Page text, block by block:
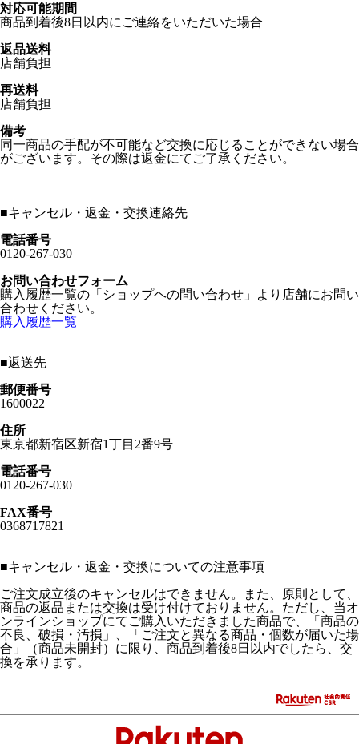
対応可能期間
商品到着後8日以内にご連絡をいただいた場合
返品送料
店舗負担
再送料
店舗負担
備考
同一商品の手配が不可能など交換に応じることができない場合
がございます。その際は返金にてご了承ください。
■キャンセル・返金・交換連絡先
電話番号
0120-267-030
お問い合わせフォーム
購入履歴一覧の「ショップヘの問い合わせ」より店舗にお問い
合わせください。
購入履歴一覧
■返送先
郵便番号
1600022
住所
東京都新宿区新宿1丁目2番9号
電話番号
0120-267-030
FAX番号
0368717821
■キャンセル・返金・交換についての注意事項
ご注文成立後のキャンセルはできません。また、原則として、
商品の返品または交換は受け付けておりません。ただし、当オ
ンラインショップにてご購入いただきました商品で、「商品の
不良、破損・汚損」、「ご注文と異なる商品・個数が届いた場
合」（商品未開封）に限り、商品到着後8日以内でしたら、交
換を承ります。